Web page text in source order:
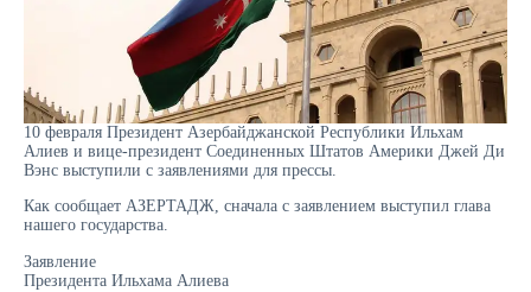
10 февраля Президент Азербайджанской Республики Ильхам
Алиев и вице-президент Соединенных Штатов Америки Джей Ди
Вэнс выступили с заявлениями для прессы.
Как сообщает АЗЕРТАДЖ, сначала с заявлением выступил глава
нашего государства.
Заявление
Президента Ильхама Алиева